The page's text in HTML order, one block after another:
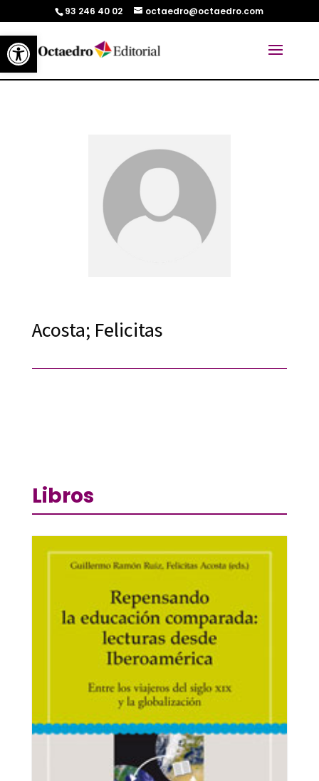
Abrir barra de herramientas
93 246 40 02 octaedro@octaedro.com
Acosta; Felicitas
Libros